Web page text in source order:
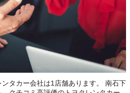
タカー会社は1店舗あります。 南石下